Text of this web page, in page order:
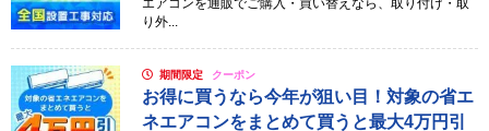
り外...
期間限定 クーポン
お得に買うなら今年が狙い目！対象の省エ
ネエアコンをまとめて買うと最大4万円引